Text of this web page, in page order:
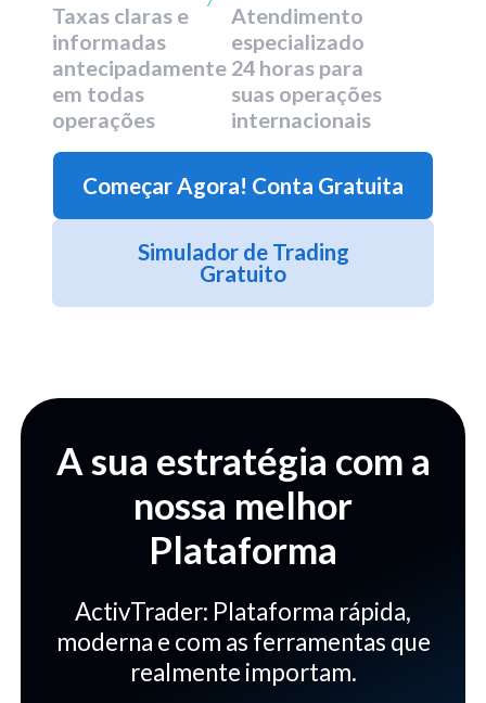
Taxas claras e
informadas
antecipadamente
em todas
operações
Atendimento
especializado
24 horas para
suas operações
internacionais
Começar Agora! Conta Gratuita
Simulador de Trading
Gratuito
A sua estratégia com a
nossa melhor
Plataforma
ActivTrader: Plataforma rápida,
moderna e com as ferramentas que
realmente importam.